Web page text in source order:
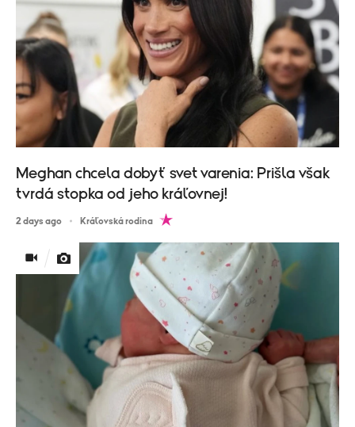
Meghan chcela dobyť svet varenia: Prišla však
tvrdá stopka od jeho kráľovnej!
2 days ago Kráľovská rodina